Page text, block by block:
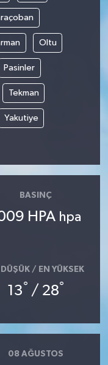
Oltu
Pasinler
Tekman
Yakutiye
BASINÇ
HPA hpa
DÜŞÜK / EN YÜKSEK
13° / 28°
08 AĞUSTOS